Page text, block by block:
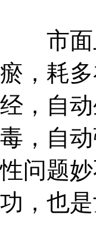
市面上
瘀，耗
经，自
毒，自
性问题
功，也